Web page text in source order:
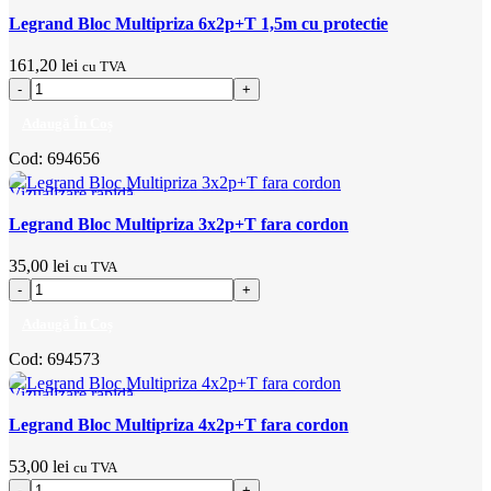
Adaugă la favorite
Legrand Bloc Multipriza 6x2p+T 1,5m cu protectie
161,20 lei cu TVA
Cod: 694656
Vizualizare rapidă
Adaugă la favorite
Legrand Bloc Multipriza 3x2p+T fara cordon
35,00 lei cu TVA
Cod: 694573
Vizualizare rapidă
Adaugă la favorite
Legrand Bloc Multipriza 4x2p+T fara cordon
53,00 lei cu TVA